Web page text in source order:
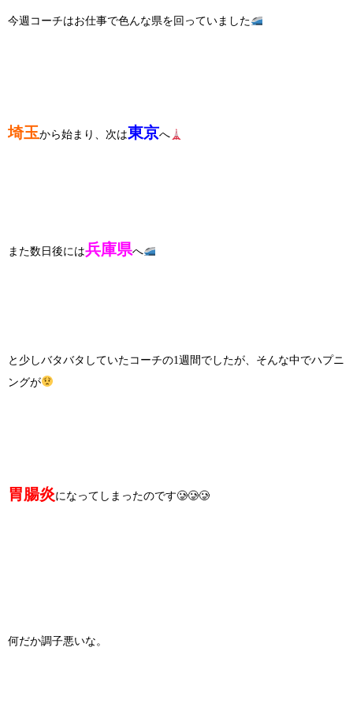
今週コーチはお仕事で色んな県を回っていました
埼玉から始まり、次は東京へ
また数日後には兵庫県へ
と少しバタバタしていたコーチの1週間でしたが、そんな中でハプニ
ングが
胃腸炎になってしまったのです🥲🥲🥲
何だか調子悪いな。